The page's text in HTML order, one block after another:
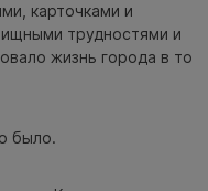
карточками и
трудностями и
жизнь города в то
было.